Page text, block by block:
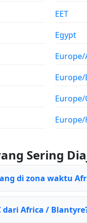
EET
Egypt
Europe/
Sering
di zona waktu
dari Africa /